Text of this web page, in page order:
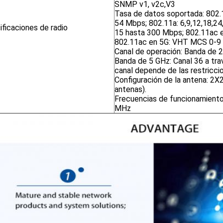
de radio
SNMP v1, v2c,V3
Tasa de datos soportada:
54 Mbps; 802.11a:
15 hasta 300 Mbps; 802.11ac
802.11ac en 5G: VHT MCS 0-
Canal de operación: Banda de
Banda de 5 GHz: Canal 36 a
canal depende de las
Configuración de la antena:
antenas).
Frecuencias de
MHz